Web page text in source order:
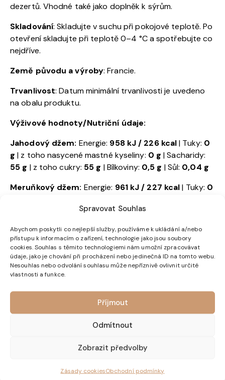
Spravovat Souhlas
Abychom poskytli co nejlepší služby, používáme k ukládání a/nebo
přístupu k informacím o zařízení, technologie jako jsou soubory
cookies. Souhlas s těmito technologiemi nám umožní zpracovávat
údaje, jako je chování při procházení nebo jedinečná ID na tomto webu.
Nesouhlas nebo odvolání souhlasu může nepříznivě ovlivnit určité
vlastnosti a funkce.
Příjmout
Odmítnout
Zobrazit předvolby
Zásady cookiesObchodní podmínky
dezertů. Vhodné také jako doplněk k sýrům.
Skladování: Skladujte v suchu při pokojové teplotě. Po
otevření skladujte při teplotě 0–4 °C a spotřebujte co
nejdříve.
Země původu a výroby: Francie.
Trvanlivost: Datum minimální trvanlivosti je uvedeno
na obalu produktu.
Výživové hodnoty/Nutriční údaje:
Jahodový džem: Energie: 958 kJ / 226 kcal| Tuky: 0
g | z toho nasycené mastné kyseliny: 0 g | Sacharidy:
55 g | z toho cukry: 55 g | Bílkoviny: 0,5 g | Sůl: 0,04 g
Meruňkový džem: Energie: 961 kJ / 227 kcal| Tuky: 0
| z toho cukry:54 g| Bílkoviny:0,5 g
Přípravek z exotického ovoce:Energie:827 kJ / 206
kcal| Tuky:0 g| z toho nasycené mastné kyseliny:
| Sacharidy:49 g| z toho cukry:54 g| Bílkoviny:0,5 g|
Sůl:0,04 g
| z toho nasycené mastné kyseliny:
Sacharidy:55 g| z toho cukry:54 g| Bílkoviny:0,6 g|
Související produkty